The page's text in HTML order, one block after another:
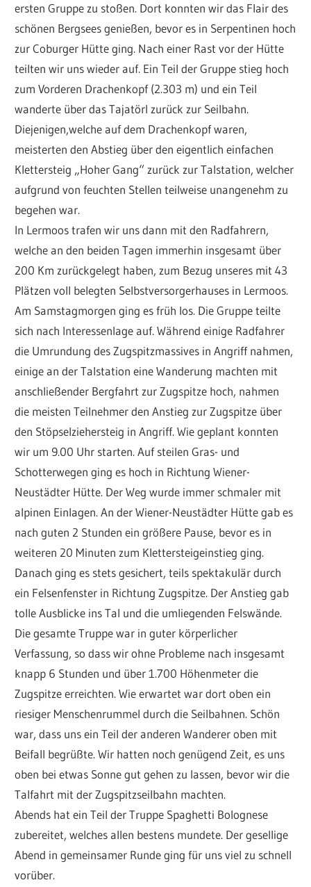
ersten Gruppe zu stoßen. Dort konnten wir das Flair des
schönen Bergsees genießen, bevor es in Serpentinen hoch
zur Coburger Hütte ging. Nach einer Rast vor der Hütte
teilten wir uns wieder auf. Ein Teil der Gruppe stieg hoch
zum Vorderen Drachenkopf (2.303 m) und ein Teil
wanderte über das Tajatörl zurück zur Seilbahn.
Diejenigen,welche auf dem Drachenkopf waren,
meisterten den Abstieg über den eigentlich einfachen
Klettersteig „Hoher Gang“ zurück zur Talstation, welcher
aufgrund von feuchten Stellen teilweise unangenehm zu
begehen war.
In Lermoos trafen wir uns dann mit den Radfahrern,
welche an den beiden Tagen immerhin insgesamt über
200 Km zurückgelegt haben, zum Bezug unseres mit 43
Plätzen voll belegten Selbstversorgerhauses in Lermoos.
Am Samstagmorgen ging es früh los. Die Gruppe teilte
sich nach Interessenlage auf. Während einige Radfahrer
die Umrundung des Zugspitzmassives in Angriff nahmen,
einige an der Talstation eine Wanderung machten mit
anschließender Bergfahrt zur Zugspitze hoch, nahmen
die meisten Teilnehmer den Anstieg zur Zugspitze über
den Stöpselziehersteig in Angriff. Wie geplant konnten
wir um 9.00 Uhr starten. Auf steilen Gras- und
Schotterwegen ging es hoch in Richtung Wiener-
Neustädter Hütte. Der Weg wurde immer schmaler mit
alpinen Einlagen. An der Wiener-Neustädter Hütte gab es
nach guten 2 Stunden ein größere Pause, bevor es in
weiteren 20 Minuten zum Klettersteigeinstieg ging.
Danach ging es stets gesichert, teils spektakulär durch
ein Felsenfenster in Richtung Zugspitze. Der Anstieg gab
tolle Ausblicke ins Tal und die umliegenden Felswände.
Die gesamte Truppe war in guter körperlicher
Verfassung, so dass wir ohne Probleme nach insgesamt
knapp 6 Stunden und über 1.700 Höhenmeter die
Zugspitze erreichten. Wie erwartet war dort oben ein
riesiger Menschenrummel durch die Seilbahnen. Schön
war, dass uns ein Teil der anderen Wanderer oben mit
Beifall begrüßte. Wir hatten noch genügend Zeit, es uns
oben bei etwas Sonne gut gehen zu lassen, bevor wir die
Talfahrt mit der Zugspitzseilbahn machten.
Abends hat ein Teil der Truppe Spaghetti Bolognese
zubereitet, welches allen bestens mundete. Der gesellige
Abend in gemeinsamer Runde ging für uns viel zu schnell
vorüber.